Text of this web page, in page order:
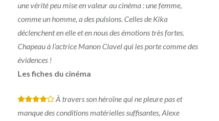
une vérité peu mise en valeur au cinéma : une femme,
comme un homme, a des pulsions. Celles de Kika
déclenchent en elle et en nous des émotions très fortes.
Chapeau à l’actrice Manon Clavel qui les porte comme des
évidences !
Les fiches du cinéma
* * * *
À travers son héroïne qui ne pleure pas et
manque des conditions matérielles suffisantes, Alexe